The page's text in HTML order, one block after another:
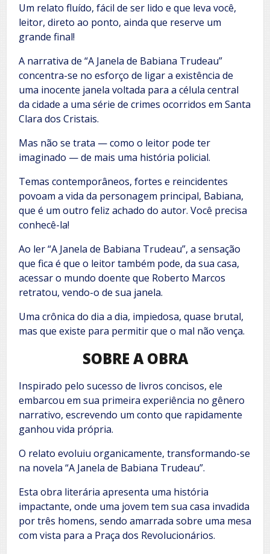
Um relato fluído, fácil de ser lido e que leva você,
leitor, direto ao ponto, ainda que reserve um
grande final!
A narrativa de “A Janela de Babiana Trudeau”
concentra-se no esforço de ligar a existência de
uma inocente janela voltada para a célula central
da cidade a uma série de crimes ocorridos em Santa
Clara dos Cristais.
Mas não se trata — como o leitor pode ter
imaginado — de mais uma história policial.
Temas contemporâneos, fortes e reincidentes
povoam a vida da personagem principal, Babiana,
que é um outro feliz achado do autor. Você precisa
conhecê-la!
Ao ler “A Janela de Babiana Trudeau”, a sensação
que fica é que o leitor também pode, da sua casa,
acessar o mundo doente que Roberto Marcos
retratou, vendo-o de sua janela.
Uma crônica do dia a dia, impiedosa, quase brutal,
mas que existe para permitir que o mal não vença.
SOBRE A OBRA
Inspirado pelo sucesso de livros concisos, ele
embarcou em sua primeira experiência no gênero
narrativo, escrevendo um conto que rapidamente
ganhou vida própria.
O relato evoluiu organicamente, transformando-se
na novela “A Janela de Babiana Trudeau”.
Esta obra literária apresenta uma história
impactante, onde uma jovem tem sua casa invadida
por três homens, sendo amarrada sobre uma mesa
com vista para a Praça dos Revolucionários.